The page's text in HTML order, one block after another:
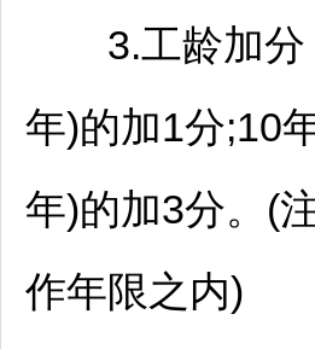
3.工龄加分
年)的加1分;10
年)的加3分。(
作年限之内)